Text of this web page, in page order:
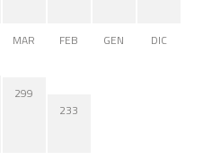
MAR FEB GEN DIC
299
233